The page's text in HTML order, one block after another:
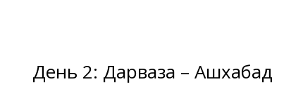
День 2: Дарваза – Ашхабад